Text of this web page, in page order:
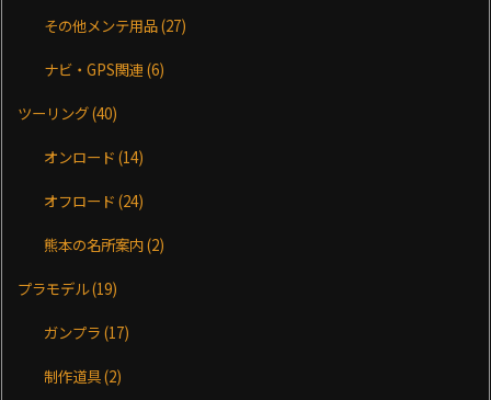
その他メンテ用品(27)
ナビ・GPS関連(6)
ツーリング(40)
オンロード(14)
オフロード(24)
熊本の名所案内(2)
プラモデル(19)
ガンプラ(17)
制作道具(2)